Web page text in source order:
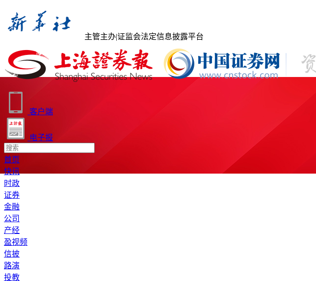
主管主办|证监会法定信息披露平台
客户端
电子报
首页
快讯
时政
证券
金融
公司
产经
盈视频
信披
路演
投教